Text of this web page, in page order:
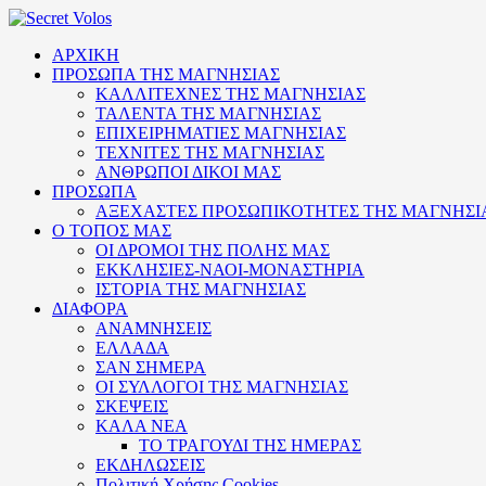
ΑΡΧΙΚΗ
ΠΡΟΣΩΠΑ ΤΗΣ ΜΑΓΝΗΣΙΑΣ
ΚΑΛΛΙΤΕΧΝΕΣ ΤΗΣ ΜΑΓΝΗΣΙΑΣ
ΤΑΛΕΝΤΑ ΤΗΣ ΜΑΓΝΗΣΙΑΣ
ΕΠΙΧΕΙΡΗΜΑΤΙΕΣ ΜΑΓΝΗΣΙΑΣ
ΤΕΧΝΙΤΕΣ ΤΗΣ ΜΑΓΝΗΣΙΑΣ
ΑΝΘΡΩΠΟΙ ΔΙΚΟΙ ΜΑΣ
ΠΡΟΣΩΠΑ
ΑΞΕΧΑΣΤΕΣ ΠΡΟΣΩΠΙΚΟΤΗΤΕΣ ΤΗΣ
Ο ΤΟΠΟΣ ΜΑΣ
ΟΙ ΔΡΟΜΟΙ ΤΗΣ ΠΟΛΗΣ ΜΑΣ
ΕΚΚΛΗΣΙΕΣ-ΝΑΟΙ-ΜΟΝΑΣΤΗΡΙΑ
ΙΣΤΟΡΙΑ ΤΗΣ ΜΑΓΝΗΣΙΑΣ
ΔΙΑΦΟΡΑ
ΑΝΑΜΝΗΣΕΙΣ
ΕΛΛΑΔΑ
ΣΑΝ ΣΗΜΕΡΑ
ΟΙ ΣΥΛΛΟΓΟΙ ΤΗΣ ΜΑΓΝΗΣΙΑΣ
ΣΚΕΨΕΙΣ
ΚΑΛΑ ΝΕΑ
ΤΟ ΤΡΑΓΟΥΔΙ ΤΗΣ ΗΜΕΡΑΣ
ΕΚΔΗΛΩΣΕΙΣ